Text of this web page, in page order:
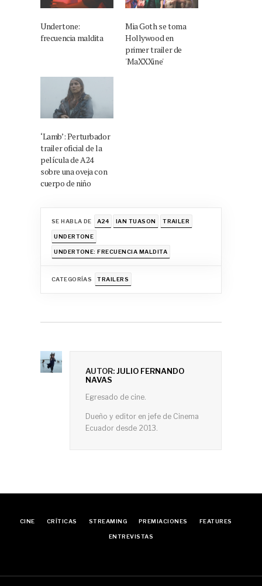
Undertone:
frecuencia maldita
Mia Goth se toma
Hollywood en
primer trailer de
'MaXXXine'
‘Lamb’: Perturbador
trailer oficial de la
película de A24
sobre una oveja con
cuerpo de niño
SE HABLA DE A24 IAN TUASON TRAILER
UNDERTONE
UNDERTONE: FRECUENCIA MALDITA
CATEGORÍAS TRAILERS
AUTOR:JULIO FERNANDO
NAVAS
Egresado de cine.
Dueño y editor en jefe de Cinema
Ecuador desde 2013.
CINE CRÍTICAS STREAMING PREMIACIONES FEATURES
ENTREVISTAS